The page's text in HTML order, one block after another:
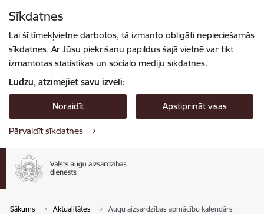
Sīkdatnes
Lai šī tīmekļvietne darbotos, tā izmanto obligāti nepieciešamās
sīkdatnes. Ar Jūsu piekrišanu papildus šajā vietnē var tikt
izmantotas statistikas un sociālo mediju sīkdatnes.
Lūdzu, atzīmējiet savu izvēli:
Noraidīt Apstiprināt visas
Pārvaldīt sīkdatnes
Sākums Aktualitātes Augu aizsardzības apmācību kalendārs